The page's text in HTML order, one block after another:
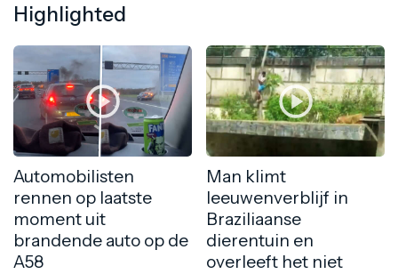
Highlighted
Automobilisten
rennen op laatste
moment uit
brandende auto op de
A58
Man klimt
leeuwenverblijf in
Braziliaanse
dierentuin en
overleeft het niet